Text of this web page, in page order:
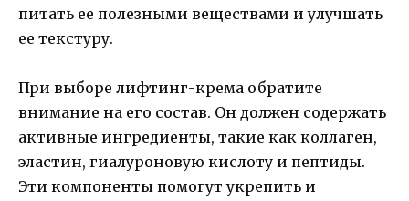
питать ее полезными веществами и улучшать
ее текстуру.
При выборе лифтинг-крема обратите
внимание на его состав. Он должен содержать
активные ингредиенты, такие как коллаген,
эластин, гиалуроновую кислоту и пептиды.
Эти компоненты помогут укрепить и